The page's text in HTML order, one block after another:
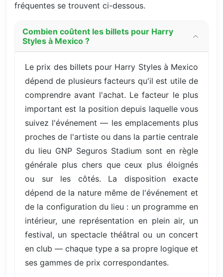
fréquentes se trouvent ci-dessous.
Combien coûtent les billets pour Harry
Styles à Mexico ?
Le prix des billets pour Harry Styles à Mexico
dépend de plusieurs facteurs qu'il est utile de
comprendre avant l'achat. Le facteur le plus
important est la position depuis laquelle vous
suivez l'événement — les emplacements plus
proches de l'artiste ou dans la partie centrale
du lieu GNP Seguros Stadium sont en règle
générale plus chers que ceux plus éloignés
ou sur les côtés. La disposition exacte
dépend de la nature même de l'événement et
de la configuration du lieu : un programme en
intérieur, une représentation en plein air, un
festival, un spectacle théâtral ou un concert
en club — chaque type a sa propre logique et
ses gammes de prix correspondantes.